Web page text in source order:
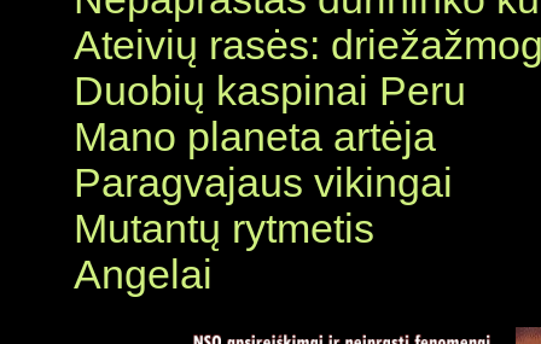
Ateivių rasės:
Duobių kaspinai Peru
Mano planeta artėja
Paragvajaus vikingai
Mutantų rytmetis
Angelai